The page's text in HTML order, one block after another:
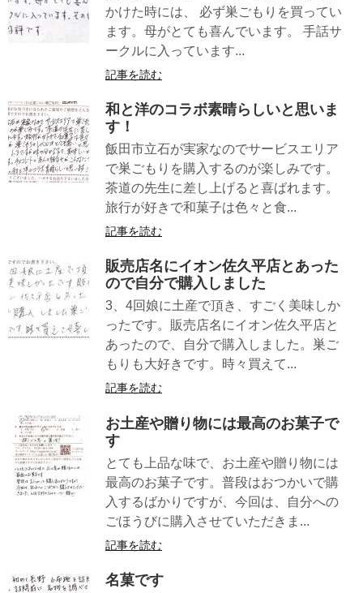
かけた時には、 必ず巣ごもりを買ってい
ます。母がとても喜んでいます。 手話サ
ークルに入っています...
記事を読む
和と洋のコラボ素晴らしいと思いま
す！
飯田市立石が実家なのでサービスエリア
で巣ごもりを購入するのが楽しみです。
茶道の先生に差し上げると喜ばれます。
旅行が好きで和菓子は色々と食...
記事を読む
販売店名にイオン佐久平店とあった
ので自分で購入しました
3、4回娘に土産で頂き、すごく美味しか
ったです。販売店名にイオン佐久平店と
あったので、自分で購入しました。巣ご
もりも大好きです。時々買えて...
記事を読む
お土産や贈り物には最高のお菓子で
す
とても上品な味で、お土産や贈り物には
最高のお菓子です。普段はおつかいで購
入するばかりですが、今回は、自分への
ごほうびに購入させていただきま...
記事を読む
名菓です